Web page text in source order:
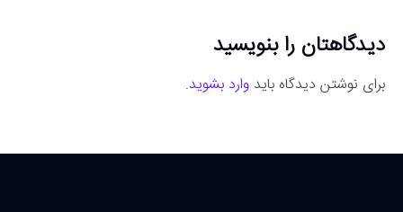
دیدگاهتان را بنویسید
برای نوشتن دیدگاه باید وارد بشوید.